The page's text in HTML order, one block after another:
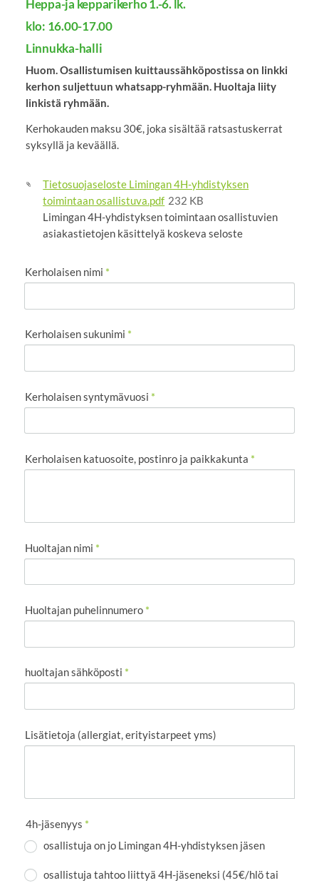
Heppa-ja kepparikerho 1.-6. lk.
klo: 16.00-17.00
Linnukka-halli
Huom. Osallistumisen kuittaussähköpostissa on linkki
kerhon suljettuun whatsapp-ryhmään. Huoltaja liity
linkistä ryhmään.
Kerhokauden maksu 30€, joka sisältää ratsastuskerrat
syksyllä ja keväällä.
Tietosuojaseloste Limingan 4H-yhdistyksen
toimintaan osallistuva.pdf 232 KB
Limingan 4H-yhdistyksen toimintaan osallistuvien
asiakastietojen käsittelyä koskeva seloste
Kerholaisen nimi *
Kerholaisen sukunimi *
Kerholaisen syntymävuosi *
Kerholaisen katuosoite, postinro ja paikkakunta *
Huoltajan nimi *
Huoltajan puhelinnumero *
huoltajan sähköposti *
Lisätietoja (allergiat, erityistarpeet yms)
4h-jäsenyys *
osallistuja on jo Limingan 4H-yhdistyksen jäsen
osallistuja tahtoo liittyä 4H-jäseneksi (45€/hlö tai